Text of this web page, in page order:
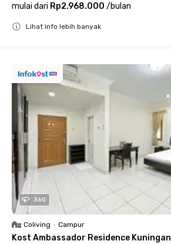
mulai dari Rp2.968.000 /bulan
Lihat info lebih banyak
360
Coliving • Campur
Kost Ambassador Residence Kuningan